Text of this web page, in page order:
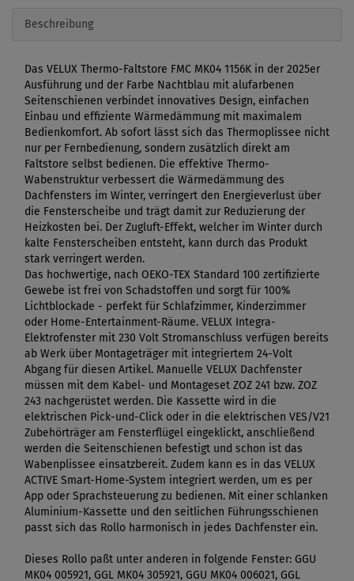
Beschreibung
Das VELUX Thermo-Faltstore FMC MK04 1156K in der 2025er
Ausführung und der Farbe Nachtblau mit alufarbenen
Seitenschienen verbindet innovatives Design, einfachen
Einbau und effiziente Wärmedämmung mit maximalem
Bedienkomfort. Ab sofort lässt sich das Thermoplissee nicht
nur per Fernbedienung, sondern zusätzlich direkt am
Faltstore selbst bedienen. Die effektive Thermo-
Wabenstruktur verbessert die Wärmedämmung des
Dachfensters im Winter, verringert den Energieverlust über
die Fensterscheibe und trägt damit zur Reduzierung der
Heizkosten bei. Der Zugluft-Effekt, welcher im Winter durch
kalte Fensterscheiben entsteht, kann durch das Produkt
stark verringert werden.
Das hochwertige, nach OEKO-TEX Standard 100 zertifizierte
Gewebe ist frei von Schadstoffen und sorgt für 100%
Lichtblockade - perfekt für Schlafzimmer, Kinderzimmer
oder Home-Entertainment-Räume. VELUX Integra-
Elektrofenster mit 230 Volt Stromanschluss verfügen bereits
ab Werk über Montageträger mit integriertem 24-Volt
Abgang für diesen Artikel. Manuelle VELUX Dachfenster
müssen mit dem Kabel- und Montageset ZOZ 241 bzw. ZOZ
243 nachgerüstet werden. Die Kassette wird in die
elektrischen Pick-und-Click oder in die elektrischen VES/V21
Zubehörträger am Fensterflügel eingeklickt, anschließend
werden die Seitenschienen befestigt und schon ist das
Wabenplissee einsatzbereit. Zudem kann es in das VELUX
ACTIVE Smart-Home-System integriert werden, um es per
App oder Sprachsteuerung zu bedienen. Mit einer schlanken
Aluminium-Kassette und den seitlichen Führungsschienen
passt sich das Rollo harmonisch in jedes Dachfenster ein.
Dieses Rollo paßt unter anderen in folgende Fenster: GGU
MK04 005921, GGL MK04 305921, GGU MK04 006021, GGL